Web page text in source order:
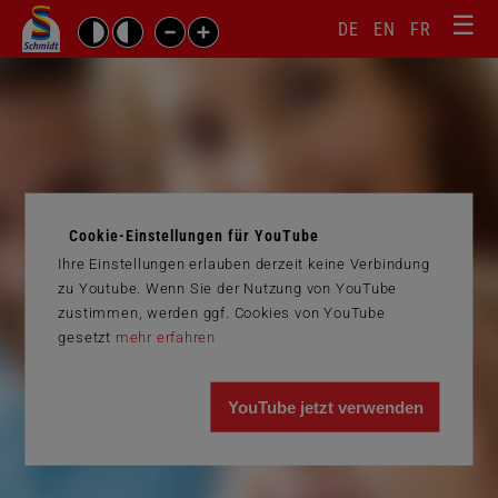
☰
DE EN FR
Suchbegriffe
Cookie-Einstellungen für YouTube
Ihre Einstellungen erlauben derzeit keine Verbindung
zu Youtube. Wenn Sie der Nutzung von YouTube
zustimmen, werden ggf. Cookies von YouTube
gesetzt mehr erfahren
YouTube jetzt verwenden